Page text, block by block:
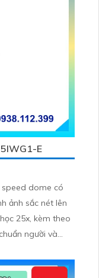
E
dome có
ảnh sắc nét lên
25x, kèm theo
người và